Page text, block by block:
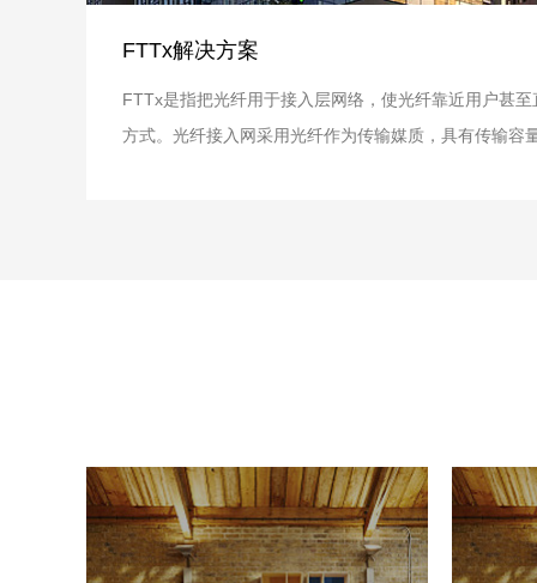
FTTx解决方案
FTTx是指把光纤用于接入层网络，使光纤靠近用户甚
方式。光纤接入网采用光纤作为传输媒质，具有传输容